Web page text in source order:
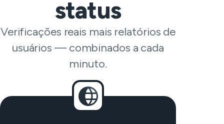
status
Verificações reais mais relatórios de
usuários — combinados a cada
minuto.